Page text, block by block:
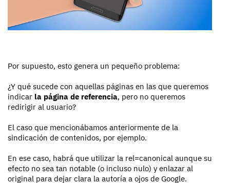
Por supuesto, esto genera un pequeño problema:
¿Y qué sucede con aquellas páginas en las que queremos
indicar la página de referencia, pero no queremos
redirigir al usuario?
El caso que mencionábamos anteriormente de la
sindicación de contenidos, por ejemplo.
En ese caso, habrá que utilizar la rel=canonical aunque su
efecto no sea tan notable (o incluso nulo) y enlazar al
original para dejar clara la autoría a ojos de Google.